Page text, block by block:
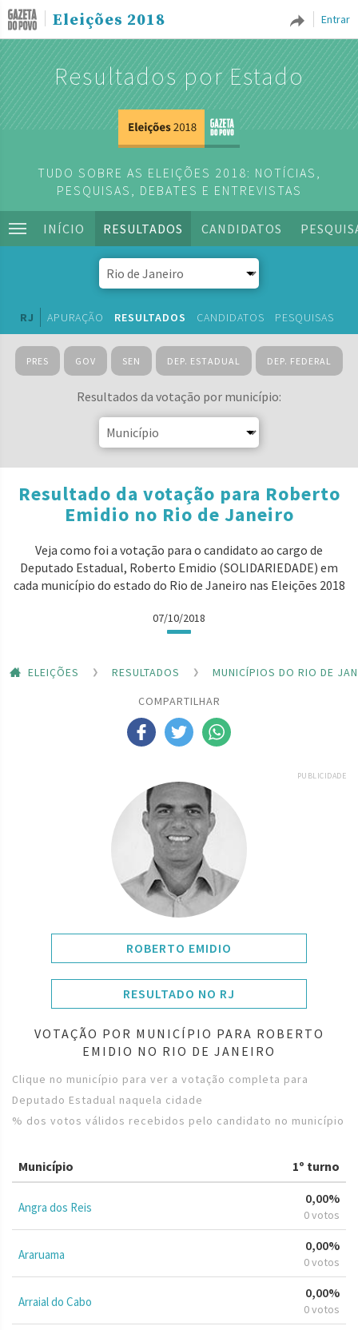
Entrar
Eleições 2018
Resultados por Estado
TUDO SOBRE AS ELEIÇÕES 2018: NOTÍCIAS,
PESQUISAS, DEBATES E ENTREVISTAS
INÍCIO RESULTADOS CANDIDATOS
RJ APURAÇÃO RESULTADOS CANDIDATOS PESQUISAS
PRES GOV SEN DEP. ESTADUAL DEP. FEDERAL
Resultados da votação por município:
Resultado da votação para Roberto
Emidio no Rio de Janeiro
Veja como foi a votação para o candidato ao cargo de
Deputado Estadual, Roberto Emidio (SOLIDARIEDADE) em
cada município do estado do Rio de Janeiro nas Eleições 2018
07/10/2018
ELEIÇÕES RESULTADOS
MUNICÍPIOS DO RIO DE
COMPARTILHAR
PUBLICIDADE
ROBERTO EMIDIO
RESULTADO NO RJ
VOTAÇÃO POR MUNICÍPIO PARA ROBERTO
EMIDIO NO RIO DE JANEIRO
Clique no município para ver a votação completa para
Deputado Estadual naquela cidade
% dos votos válidos recebidos pelo candidato no município
Município 1º turno
Angra dos Reis
0,00%
0 votos
Araruama
0,00%
0 votos
Arraial do Cabo
0,00%
0 votos